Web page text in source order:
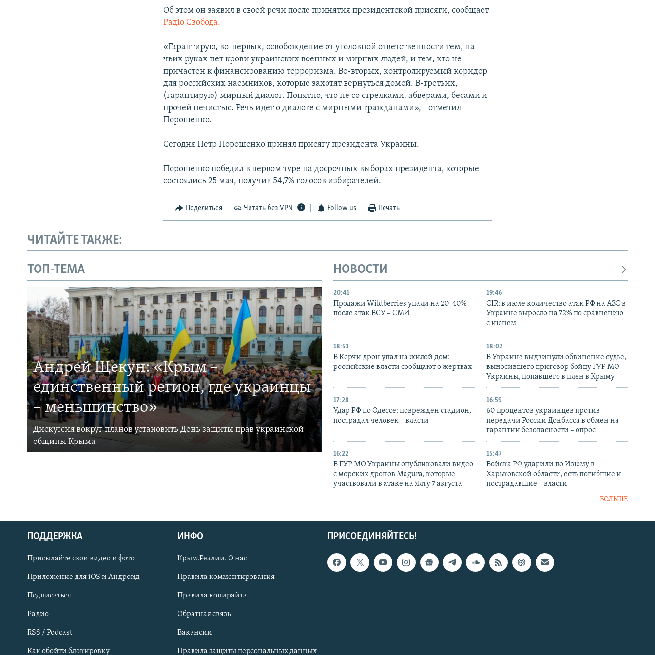
Українською
Qırımtatar
ПРИСОЕДИНЯЙТЕСЬ!
Об этом он заявил в своей речи после принятия президентской присяги, сообщает
Радiо Свобода.
«Гарантирую, во-первых, освобождение от уголовной ответственности тем, на
чьих руках нет крови украинских военных и мирных людей, и тем, кто не
причастен к финансированию терроризма. Во-вторых, контролируемый коридор
для российских наемников, которые захотят вернуться домой. В-третьих,
(гарантирую) мирный диалог. Понятно, что не со стрелками, абверами, бесами и
прочей нечистью. Речь идет о диалоге с мирными гражданами», - отметил
Порошенко.
Сегодня Петр Порошенко принял присягу президента Украины.
Порошенко победил в первом туре на досрочных выборах президента, которые
состоялись 25 мая, получив 54,7% голосов избирателей.
Поделиться Читать без VPN Follow us Печать
ЧИТАЙТЕ ТАКЖЕ:
ТОП-ТЕМА
Андрей Щекун: «Крым –
единственный регион, где украинцы
– меньшинство»
Дискуссия вокруг планов установить День защиты прав украинской
общины Крыма
НОВОСТИ
20:41
Продажи Wildberries упали на 20-40%
после атак ВСУ – СМИ
19:46
CIR: в июле количество атак РФ на АЗС в
Украине выросло на 72% по сравнению
с июнем
18:53
В Керчи дрон упал на жилой дом:
российские власти сообщают о жертвах
18:02
В Украине выдвинули обвинение судье,
выносившего приговор бойцу ГУР МО
Украины, попавшего в плен в Крыму
17:28
Удар РФ по Одессе: поврежден стадион,
пострадал человек – власти
16:59
60 процентов украинцев против
передачи России Донбасса в обмен на
гарантии безопасности – опрос
16:22
В ГУР МО Украины опубликовали видео
с морских дронов Magura, которые
участвовали в атаке на Ялту 7 августа
15:47
Войска РФ ударили по Изюму в
Харьковской области, есть погибшие и
пострадавшие – власти
БОЛЬШЕ
ПРИСОЕДИНЯЙТЕСЬ!
ПОДДЕРЖКА
Присылайте свои видео и фото
Приложение для iOS и Андроид
Подписаться
Радио
RSS / Podcast
Как обойти блокировку
ИНФО
Крым.Реалии. О нас
Правила комментирования
Правила копирайта
Обратная связь
Вакансии
Правила защиты персональных данных